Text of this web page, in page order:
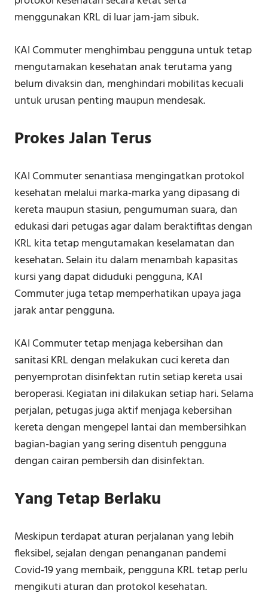
menggunakan KRL di luar jam-jam sibuk.
KAI Commuter menghimbau pengguna untuk tetap
mengutamakan kesehatan anak terutama yang
belum divaksin dan, menghindari mobilitas kecuali
untuk urusan penting maupun mendesak.
Prokes Jalan Terus
KAI Commuter senantiasa mengingatkan protokol
kesehatan melalui marka-marka yang dipasang di
kereta maupun stasiun, pengumuman suara, dan
edukasi dari petugas agar dalam beraktifitas dengan
KRL kita tetap mengutamakan keselamatan dan
kesehatan. Selain itu dalam menambah kapasitas
kursi yang dapat diduduki pengguna, KAI
Commuter juga tetap memperhatikan upaya jaga
jarak antar pengguna.
KAI Commuter tetap menjaga kebersihan dan
sanitasi KRL dengan melakukan cuci kereta dan
penyemprotan disinfektan rutin setiap kereta usai
beroperasi. Kegiatan ini dilakukan setiap hari. Selama
perjalan, petugas juga aktif menjaga kebersihan
kereta dengan mengepel lantai dan membersihkan
bagian-bagian yang sering disentuh pengguna
dengan cairan pembersih dan disinfektan.
Yang Tetap Berlaku
Meskipun terdapat aturan perjalanan yang lebih
fleksibel, sejalan dengan penanganan pandemi
Covid-19 yang membaik, pengguna KRL tetap perlu
mengikuti aturan dan protokol kesehatan.